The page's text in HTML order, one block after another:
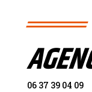
06 37 39 04 09